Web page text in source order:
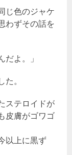
じ色のジャケ
わずその話を
だよ。」
た。
ステロイドが
皮膚がゴワゴ
以上に黒ず